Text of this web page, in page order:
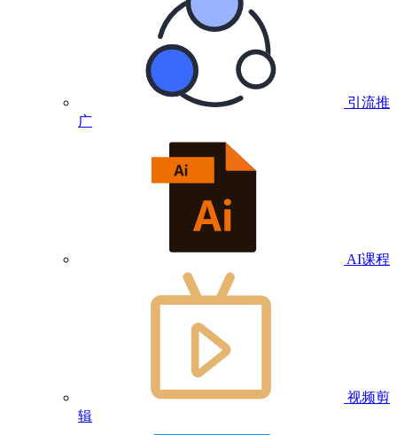
引流推
广
AI课程
视频剪
辑